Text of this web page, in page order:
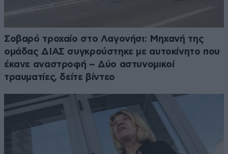
Σοβαρό τροχαίο στο Λαγονήσι: Μηχανή της
ομάδας ΔΙΑΣ συγκρούστηκε με αυτοκίνητο που
έκανε αναστροφή – Δύο αστυνομικοί
τραυματίες, δείτε βίντεο